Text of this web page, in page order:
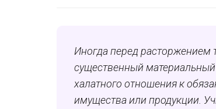
Иногда перед расторжением
существенный
халатного отношения к
имущества или продукции.